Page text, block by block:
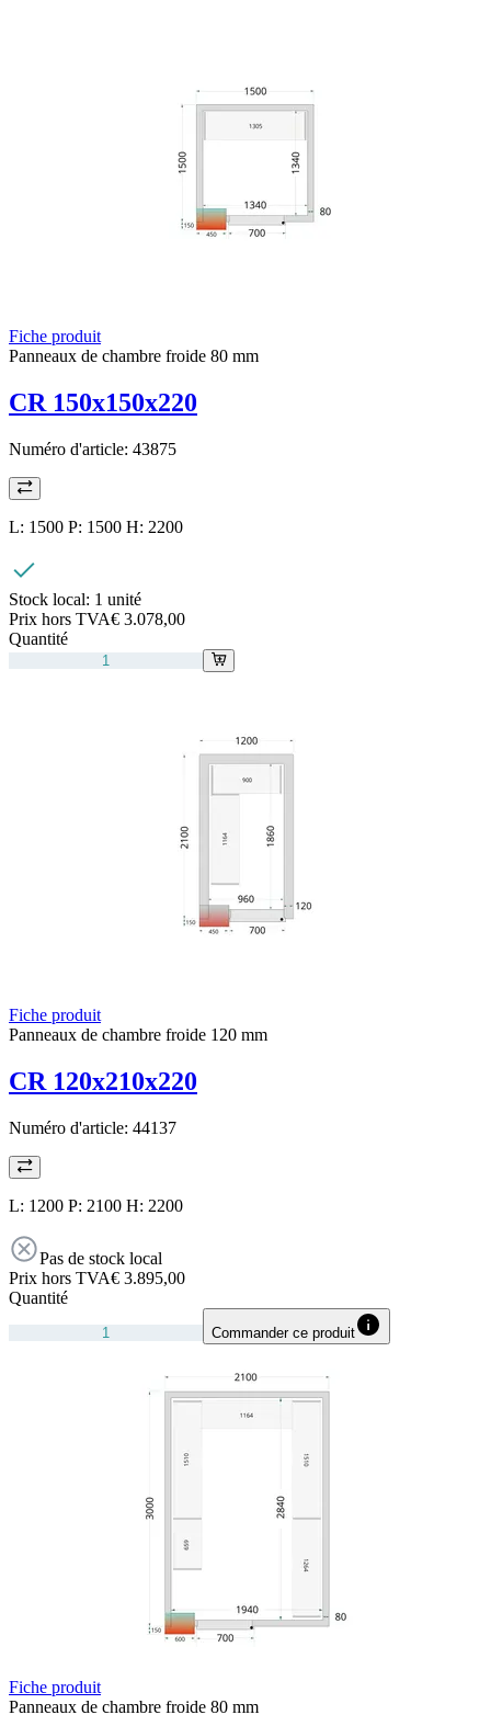
Fiche produit
Panneaux de chambre froide 80 mm
CR 150x150x220
Numéro d'article: 43875
L: 1500 P: 1500 H: 2200
Stock local: 1 unité
Prix hors TVA€ 3.078,00
Quantité
Fiche produit
Panneaux de chambre froide 120 mm
CR 120x210x220
Numéro d'article: 44137
L: 1200 P: 2100 H: 2200
Pas de stock local
Prix hors TVA€ 3.895,00
Quantité
Commander ce produit
Fiche produit
Panneaux de chambre froide 80 mm